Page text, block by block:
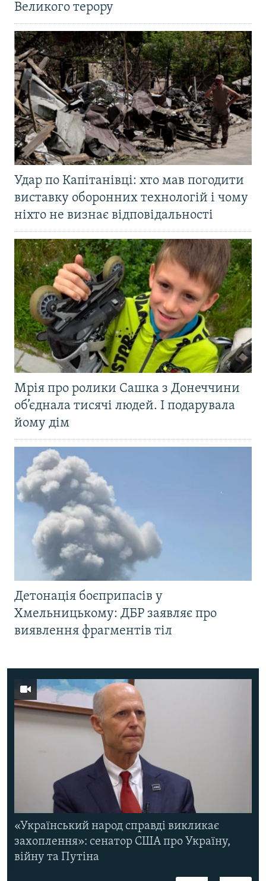
Великого терору
Удар по Капітанівці: хто мав погодити
виставку оборонних технологій і чому
ніхто не визнає відповідальності
Мрія про ролики Сашка з Донеччини
об’єднала тисячі людей. І подарувала
йому дім
Детонація боєприпасів у
Хмельницькому: ДБР заявляє про
виявлення фрагментів тіл
«Український народ справді викликає
захоплення»: сенатор США про Україну,
війну та Путіна